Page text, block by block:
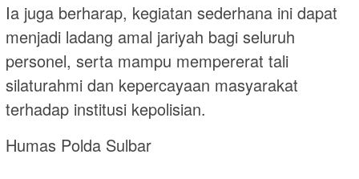
Ia juga berharap, kegiatan sederhana ini dapat
menjadi ladang amal jariyah bagi seluruh
personel, serta mampu mempererat tali
silaturahmi dan kepercayaan masyarakat
terhadap institusi kepolisian.
Humas Polda Sulbar